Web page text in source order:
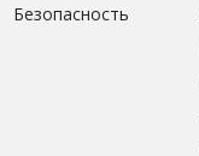
Безопасность